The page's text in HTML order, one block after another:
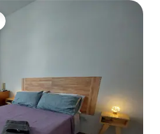
huéspedes